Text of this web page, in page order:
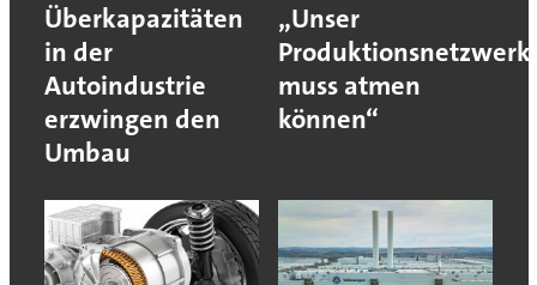
Überkapazitäten
in der
Autoindustrie
erzwingen den
Umbau
„Unser
Produktionsnetzwerk
muss atmen
können“